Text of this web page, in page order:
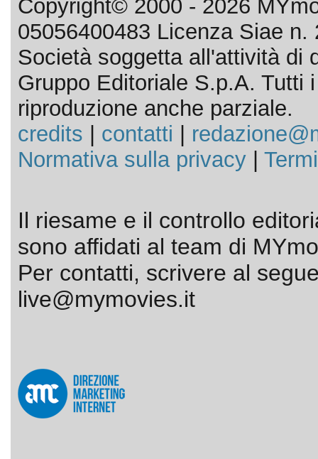
Copyright© 2000 - 2026
05056400483 Licenza Siae n.
Società soggetta all'attività di
Gruppo Editoriale S.p.A. Tutti
riproduzione anche parziale.
credits
contatti
Normativa sulla privacy|
Il riesame e il controllo
sono affidati al team di
Per contatti, scrivere al
live@mymovies.it